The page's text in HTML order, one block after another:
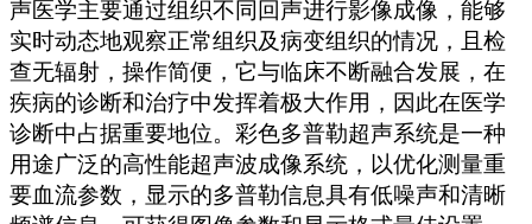
声医学主要通过组织不同回声进行影像成像，能够
实时动态地观察正常组织及病变组织的情况，且检
查无辐射，操作简便，它与临床不断融合发展，在
疾病的诊断和治疗中发挥着极大作用，因此在医学
诊断中占据重要地位。彩色多普勒超声系统是一种
用途广泛的高性能超声波成像系统，以优化测量重
要血流参数，显示的多普勒信息具有低噪声和清晰